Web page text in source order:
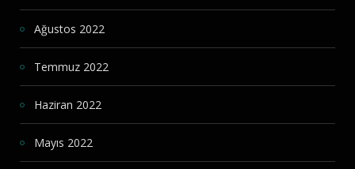
Ağustos 2022
Temmuz 2022
Haziran 2022
Mayıs 2022